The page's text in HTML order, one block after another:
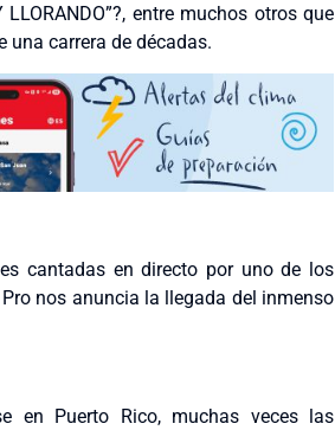
LLORANDO”?, entre muchos otros que
carrera de décadas.
cantadas en directo por uno de los
nos anuncia la llegada del inmenso
en Puerto Rico, muchas veces las